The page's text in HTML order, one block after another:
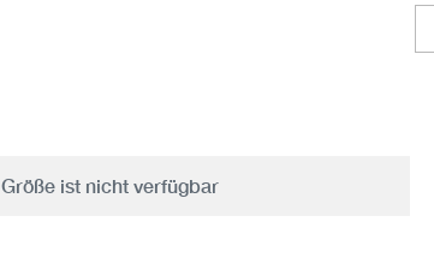
Größe ist nicht verfügbar